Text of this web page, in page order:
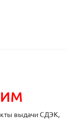
выдачи СДЭК,